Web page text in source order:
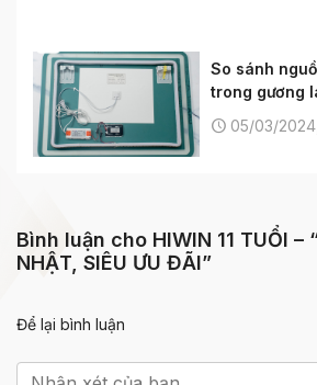
So sánh
trong gương
05/03/
Bình luận cho HIWIN 11 TUỔI –
NHẬT, SIÊU ƯU ĐÃI”
Để lại bình luận